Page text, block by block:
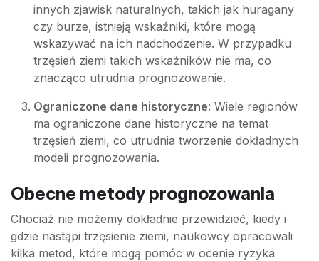
innych zjawisk naturalnych, takich jak huragany
czy burze, istnieją wskaźniki, które mogą
wskazywać na ich nadchodzenie. W przypadku
trzęsień ziemi takich wskaźników nie ma, co
znacząco utrudnia prognozowanie.
Ograniczone dane historyczne: Wiele regionów
ma ograniczone dane historyczne na temat
trzęsień ziemi, co utrudnia tworzenie dokładnych
modeli prognozowania.
Obecne metody prognozowania
Chociaż nie możemy dokładnie przewidzieć, kiedy i
gdzie nastąpi trzęsienie ziemi, naukowcy opracowali
kilka metod, które mogą pomóc w ocenie ryzyka